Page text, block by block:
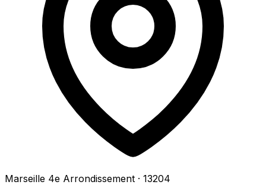
Marseille 4e Arrondissement · 13204